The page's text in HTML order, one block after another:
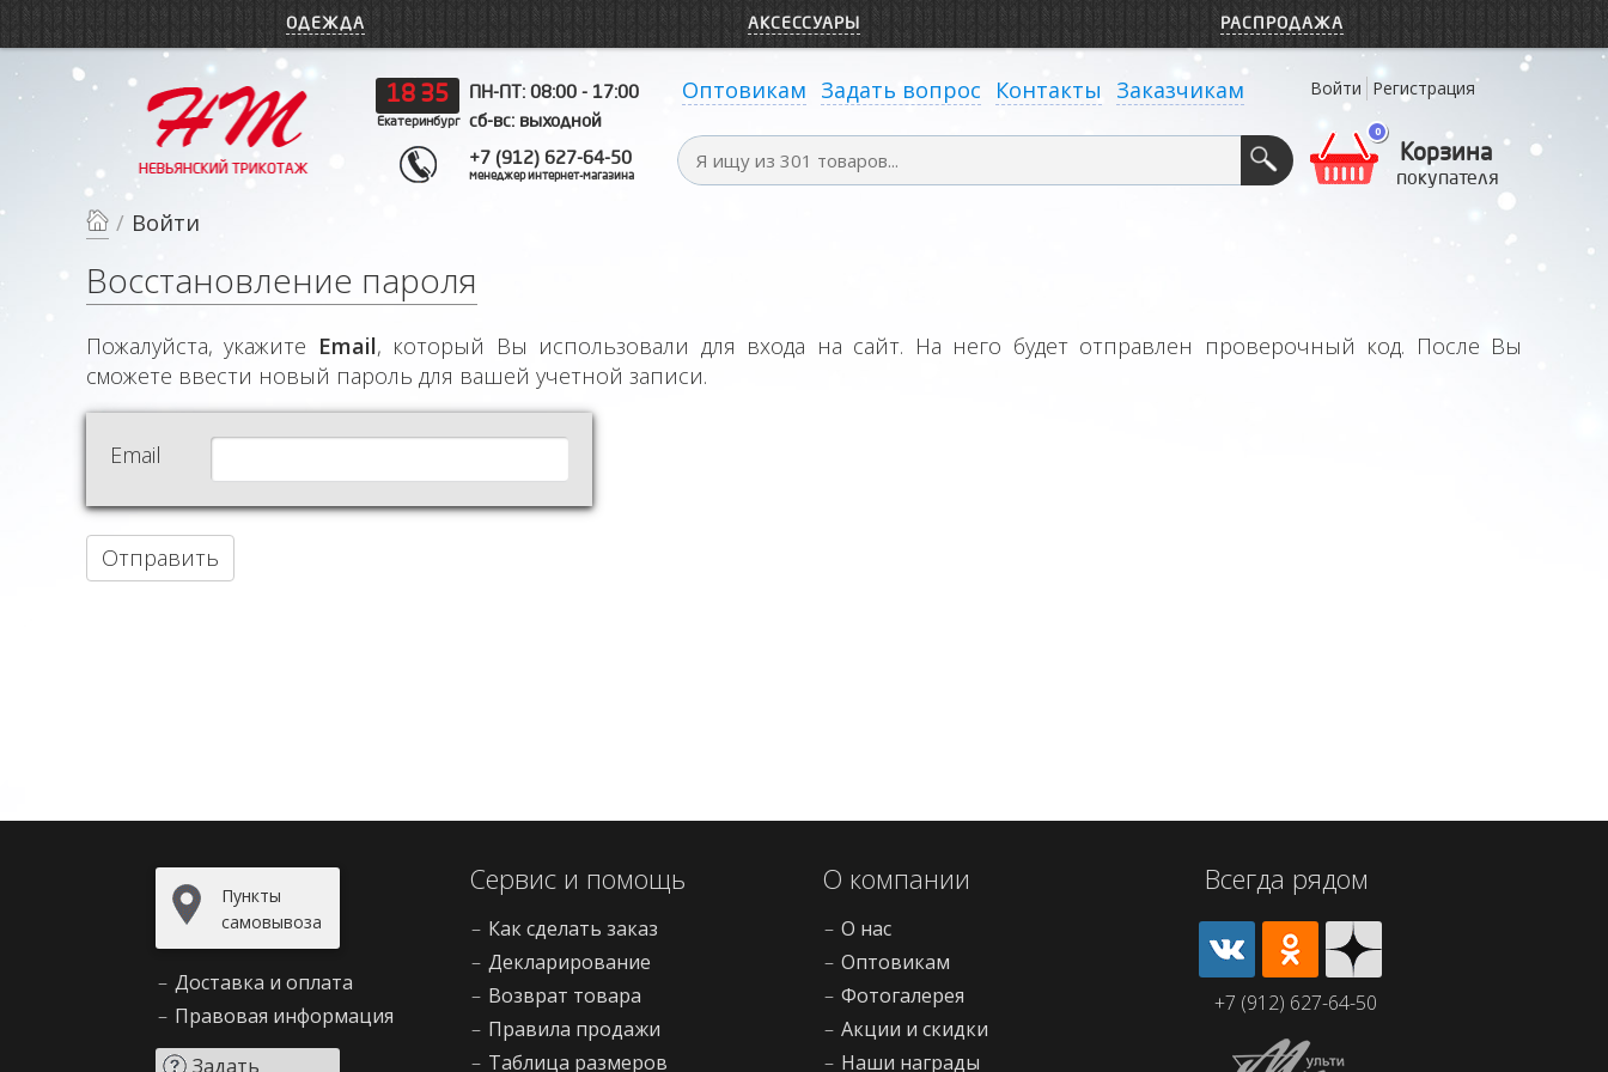
ОДЕЖДА АКСЕССУАРЫ РАСПРОДАЖА
18 35
Екатеринбург
ПН-ПТ: 08:00 - 17:00
сб-вс: выходной
+7 (912) 627-64-50
менеджер интернет-магазина
Оптовикам Задать вопрос Контакты Заказчикам Войти Регистрация
0
Корзина
покупателя
/ Войти
Восстановление пароля
Пожалуйста, укажите Email, который Вы использовали для входа на сайт. На него будет отправлен проверочный код. После Вы
сможете ввести новый пароль для вашей учетной записи.
Email
Отправить
Пункты
самовывоза
– Доставка и оплата
– Правовая информация
Задать
Сервис и помощь
– Как сделать заказ
– Декларирование
– Возврат товара
– Правила продажи
– Таблица размеров
О компании
– О нас
– Оптовикам
– Фотогалерея
– Акции и скидки
– Наши награды
Всегда рядом
+7 (912) 627-64-50